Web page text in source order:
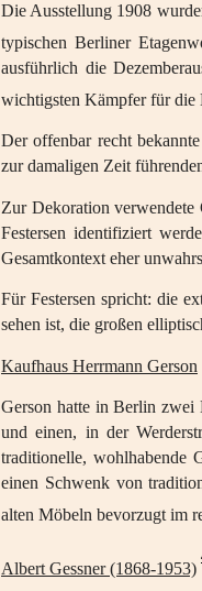
Die Ausstellung 1908
typischen Berliner
ausführlich die
wichtigsten Kämpfer für die
Der offenbar recht
zur damaligen Zeit
Zur Dekoration verwendete
Festersen identifiziert
Gesamtkontext eher
Für Festersen spricht: die
sehen ist, die großen
Kaufhaus Herrmann Gerson
Gerson hatte in Berlin zwei
und einen, in der
traditionelle, wohlhabende
einen Schwenk von
alten Möbeln bevorzugt im
Albert Gessner (1868-1953)